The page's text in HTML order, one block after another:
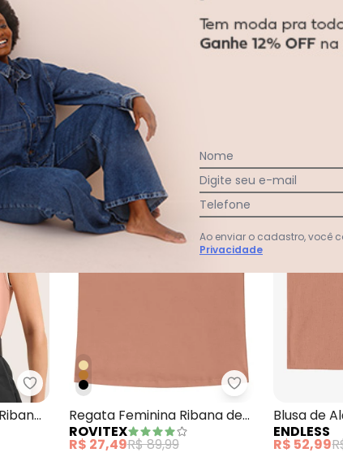
Ver todas as avaliações
com Babado na Marrom
Rovitex - Regata Feminina em Ribana Marrom
-69%
Rovitex -
Regata Feminina Ribana de
Viscose Marrom
ROVITEX
R$ 27,49R$ 89,99
Blusa de
Marrom
ENDLESS
R$ 52,99
Nome
Digite seu e-mail
Telefone
Ao enviar o cadastro, você
Privacidade